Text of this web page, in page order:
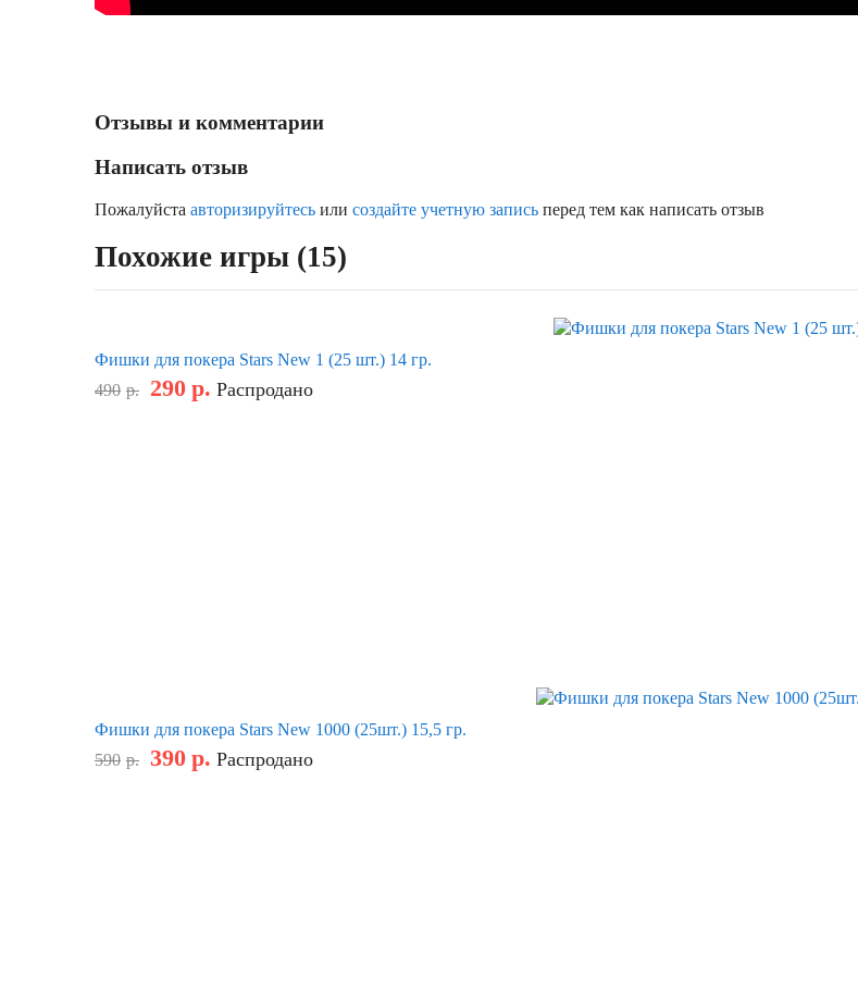
Отзывы и комментарии
Написать отзыв
Пожалуйста авторизируйтесь или создайте учетную запись перед тем как написать отзыв
Похожие игры (15)
Фишки для покера Stars New 1 (25 шт.) 14 гр.
490 р. 290 р. Распродано
Фишки для покера Stars New 1000 (25шт.) 15,5 гр.
590 р. 390 р. Распродано